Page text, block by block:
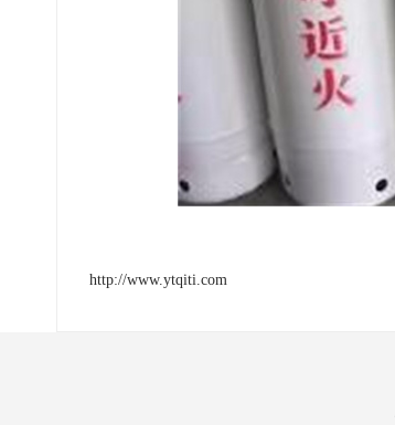
http://www.ytqiti.com